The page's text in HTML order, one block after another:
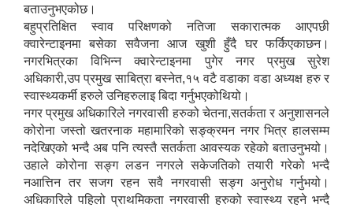
बताउनुभएकोछ।
बहुप्रतिक्षित स्वाव परिक्षणको नतिजा सकारात्मक आएपछी
क्वारेन्टाइनमा बसेका सवैजना आज खुशी हुँदै घर फर्किएकाछन।
नगरभित्रका विभिन्न क्वारेन्टाइनमा पुगेर नगर प्रमुख सुरेश
अधिकारी,उप प्रमुख साबित्रा बस्नेत,१५ वटै वडाका वडा अध्यक्ष हरु र
स्वास्थ्यकर्मी हरुले उनिहरुलाइ बिदा गर्नुभएकोथियो।
नगर प्रमुख अधिकारिले नगरवासी हरुको चेतना,सतर्कता र अनुशासनले
कोरोना जस्तो खतरनाक महामारिको सङ्क्रमन नगर भित्र हालसम्म
नदेखिएको भन्दै अब पनि त्यस्तै सतर्कता आवस्यक रहेको बताउनुभयो।
उहाले कोरोना सङ्ग लडन नगरले सकेजतिको तयारी गरेको भन्दै
नआत्तिन तर सजग रहन सवै नगरवासी सङ्ग अनुरोध गर्नुभयो।
अधिकारिले पहिलो प्राथमिकता नगरवासी हरुको स्वास्थ्य रहने भन्दै